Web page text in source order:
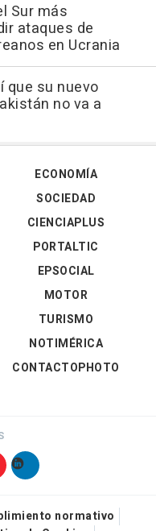
Sur más
ataques de
en Ucrania
que su nuevo
no va a
ECONOMÍA
SOCIEDAD
CIENCIAPLUS
PORTALTIC
EPSOCIAL
MOTOR
TURISMO
NOTIMÉRICA
CONTACTOPHOTO
normativo